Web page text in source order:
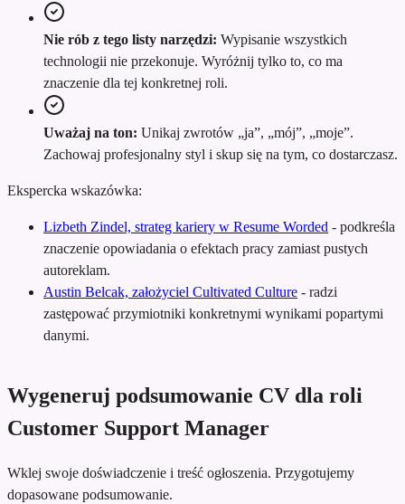
Nie rób z tego listy narzędzi: Wypisanie wszystkich
technologii nie przekonuje. Wyróżnij tylko to, co ma
znaczenie dla tej konkretnej roli.
Uważaj na ton: Unikaj zwrotów „ja”, „mój”, „moje”.
Zachowaj profesjonalny styl i skup się na tym, co dostarczasz.
Ekspercka wskazówka:
Lizbeth Zindel, strateg kariery w Resume Worded - podkreśla
znaczenie opowiadania o efektach pracy zamiast pustych
autoreklam.
Austin Belcak, założyciel Cultivated Culture - radzi
zastępować przymiotniki konkretnymi wynikami popartymi
danymi.
Wygeneruj podsumowanie CV dla roli
Customer Support Manager
Wklej swoje doświadczenie i treść ogłoszenia. Przygotujemy
dopasowane podsumowanie.